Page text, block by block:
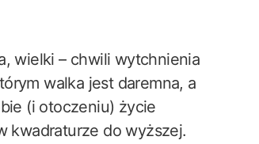
wielki – chwili wytchnienia
walka jest daremna, a
(i otoczeniu) życie
kwadraturze do wyższej.